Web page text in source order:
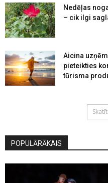
Nedēļas
– cik ilgi
Aicina
pieteikties
tūrisma
POPULĀRĀKAIS